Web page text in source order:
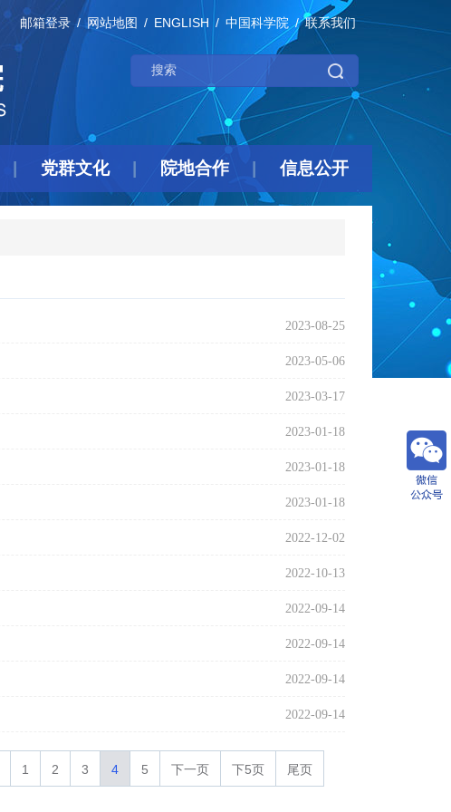
邮箱登录 网站地图 ENGLISH 中国科学院 联系我们
党群文化 院地合作 信息公开
2023-08-25
2023-05-06
2023-03-17
2023-01-18
2023-01-18
2023-01-18
2022-12-02
2022-10-13
2022-09-14
2022-09-14
2022-09-14
2022-09-14
1 2 3 4 5 下一页 下5页 尾页